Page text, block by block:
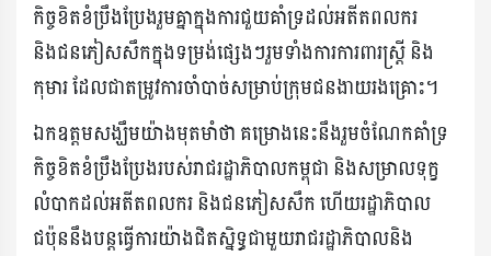
កិច្ចខិតខំប្រឹងប្រែងរួមគ្នាក្នុងការជួយគាំទ្រដល់អតីតពលករ
និងជនភៀសសឹកក្នុងទម្រង់ផ្សេងៗរួមទាំងការការពារស្ត្រី និង
កុមារ ដែលជាតម្រូវការចាំបាច់សម្រាប់ក្រុមជនងាយរងគ្រោះ។
ឯកឧត្តមសង្ឃឹមយ៉ាងមុតមាំថា គម្រោងនេះនឹងរួមចំណែកគាំទ្រ
កិច្ចខិតខំប្រឹងប្រែងរបស់រាជរដ្ឋាភិបាលកម្ពុជា និងសម្រាលទុក្ខ
លំបាកដល់អតីតពលករ និងជនភៀសសឹក ហើយរដ្ឋាភិបាល
ជប៉ុននឹងបន្តធ្វើការយ៉ាងជិតស្និទ្ធជាមួយរាជរដ្ឋាភិបាលនិង